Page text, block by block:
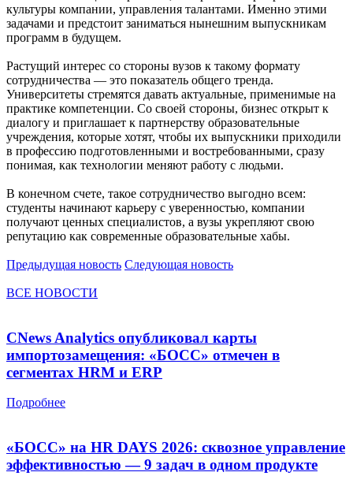
культуры компании, управления талантами. Именно этими
задачами и предстоит заниматься нынешним выпускникам
программ в будущем.
Растущий интерес со стороны вузов к такому формату
сотрудничества — это показатель общего тренда.
Университеты стремятся давать актуальные, применимые на
практике компетенции. Со своей стороны, бизнес открыт к
диалогу и приглашает к партнерству образовательные
учреждения, которые хотят, чтобы их выпускники приходили
в профессию подготовленными и востребованными, сразу
понимая, как технологии меняют работу с людьми.
В конечном счете, такое сотрудничество выгодно всем:
студенты начинают карьеру с уверенностью, компании
получают ценных специалистов, а вузы укрепляют свою
репутацию как современные образовательные хабы.
Предыдущая новость Следующая новость
ВСЕ НОВОСТИ
CNews Analytics опубликовал карты
импортозамещения: «БОСС» отмечен в
сегментах HRM и ERP
Подробнее
«БОСС» на HR DAYS 2026: сквозное управление
эффективностью — 9 задач в одном продукте